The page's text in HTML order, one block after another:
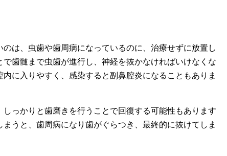
は、虫歯や歯周病になっているのに、治療せずに放置し
歯髄まで虫歯が進行し、神経を抜かなければいけなくな
に入りやすく、感染すると副鼻腔炎になることもありま
っかりと歯磨きを行うことで回復する可能性もあります
うと、歯周病になり歯がぐらつき、最終的に抜けてしま